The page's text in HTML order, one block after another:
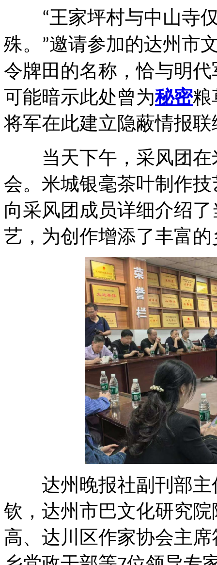
“王家坪村与中山寺
殊。
”邀请参加的达州市
令牌田的名称，恰与明
可能暗示此处曾为秘密粮
将军在此建立隐蔽情报
当天下午，采风团在
会。米城银毫茶叶制作
向采风团成员详细介绍
艺，为创作增添了丰富
达州晚报社副刊部主
钦，达州市巴文化研究
高、达川区作家协会主